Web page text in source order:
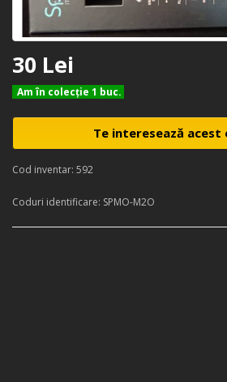
30 Lei
Am în colecţie 1 buc.
Te interesează acest
Cod inventar: 592
Coduri identificare: SPMO-M2O